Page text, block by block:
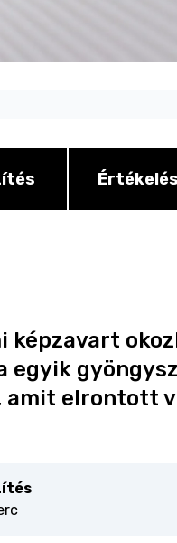
képzavart
egyik
elrontott